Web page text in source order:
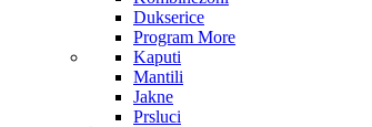
Dukserice
Program More
Kaputi
Mantili
Jakne
Prsluci